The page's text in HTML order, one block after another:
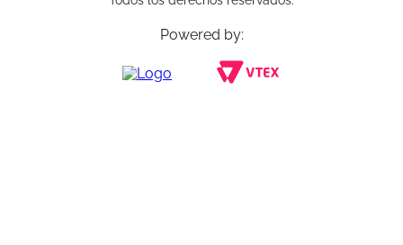
Powered by: